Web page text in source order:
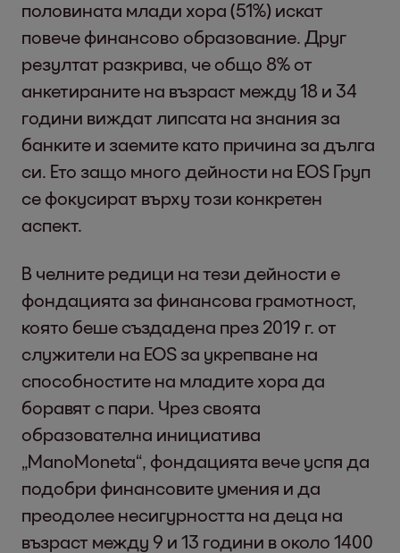
половината млади хора (51%) искат
повече финансово образование. Друг
резултат разкрива, че общо 8% от
анкетираните на възраст между 18 и 34
години виждат липсата на знания за
банките и заемите като причина за дълга
си. Ето защо много дейности на EOS Груп
се фокусират върху този конкретен
аспект.
В челните редици на тези дейности е
фондацията за финансова грамотност,
която беше създадена през 2019 г. от
служители на EOS за укрепване на
способностите на младите хора да
боравят с пари. Чрез своята
образователна инициатива
„ManoMoneta“, фондацията вече успя да
подобри финансовите умения и да
преодолее несигурността на деца на
възраст между 9 и 13 години в около 1400